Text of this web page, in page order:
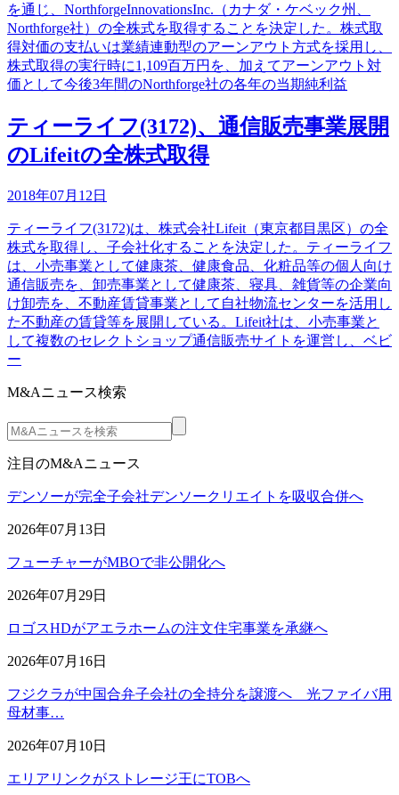
を通じ、NorthforgeInnovationsInc.（カナダ・ケベック州、
Northforge社）の全株式を取得することを決定した。株式取
得対価の支払いは業績連動型のアーンアウト方式を採用し、
株式取得の実行時に1,109百万円を、加えてアーンアウト対
価として今後3年間のNorthforge社の各年の当期純利益
ティーライフ(3172)、通信販売事業展開
のLifeitの全株式取得
2018年07月12日
ティーライフ(3172)は、株式会社Lifeit（東京都目黒区）の全
株式を取得し、子会社化することを決定した。ティーライフ
は、小売事業として健康茶、健康食品、化粧品等の個人向け
通信販売を、卸売事業として健康茶、寝具、雑貨等の企業向
け卸売を、不動産賃貸事業として自社物流センターを活用し
た不動産の賃貸等を展開している。Lifeit社は、小売事業と
して複数のセレクトショップ通信販売サイトを運営し、ベビ
ー
M&Aニュース検索
注目のM&Aニュース
デンソーが完全子会社デンソークリエイトを吸収合併へ
2026年07月13日
フューチャーがMBOで非公開化へ
2026年07月29日
ロゴスHDがアエラホームの注文住宅事業を承継へ
2026年07月16日
フジクラが中国合弁子会社の全持分を譲渡へ 光ファイバ用
母材事…
2026年07月10日
エリアリンクがストレージ王にTOBへ